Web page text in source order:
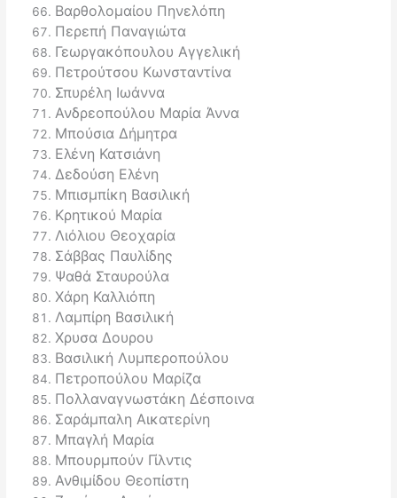
Βαρθολομαίου Πηνελόπη
Περεπή Παναγιώτα
Γεωργακόπουλου Aγγελική
Πετρούτσου Κωνσταντίνα
Σπυρέλη Ιωάννα
Ανδρεοπούλου Μαρία Άννα
Μπούσια Δήμητρα
Ελένη Κατσιάνη
Δεδούση Ελένη
Μπισμπίκη Βασιλική
Κρητικού Μαρία
Λιόλιου Θεοχαρία
Σάββας Παυλίδης
Ψαθά Σταυρούλα
Χάρη Καλλιόπη
Λαμπίρη Βασιλική
Χρυσα Δουρου
Βασιλική Λυμπεροπούλου
Πετροπούλου Μαρίζα
Πολλαναγνωστάκη Δέσποινα
Σαράμπαλη Αικατερίνη
Μπαγλή Μαρία
Μπουρμπούν Γίλντις
Ανθιμίδου Θεοπίστη